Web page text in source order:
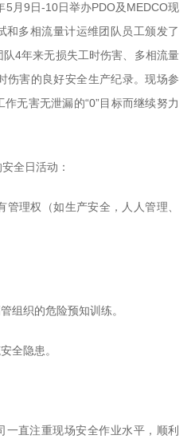
5月9日-10日举办PDO及MEDCO现
和多相流量计运维团队员工颁发了
4年来无损失工时伤害、多相流量
伤害的良好安全生产纪录。现场参
无害无泄漏的“0”目标而继续努力
全日活动：
管理权（如生产安全，人人管理、
组织的危险预知训练。
全隐患。
一直注重现场安全作业水平，顺利